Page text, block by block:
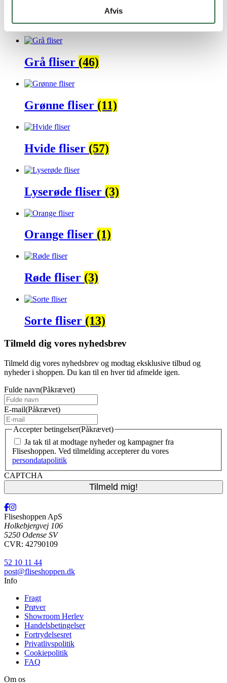
Afvis
Brune fliser(5)
Grå fliser (46)
Grønne fliser (11)
Hvide fliser (57)
Lyserøde fliser (3)
Orange fliser (1)
Røde fliser (3)
Sorte fliser (13)
Tilmeld dig vores nyhedsbrev
Tilmeld dig vores nyhedsbrev og modtag eksklusive tilbud og
nyheder i shoppen. Du kan til en hver tid afmelde igen.
Fulde navn(Påkrævet)
E-mail(Påkrævet)
Accepter betingelser(Påkrævet)
Ja tak til at modtage nyheder og kampagner fra
Fliseshoppen. Ved tilmelding accepterer du vores
persondatapolitik
CAPTCHA
Fliseshoppen ApS
Holkebjergvej 106
5250 Odense SV
CVR: 42790109
52 10 11 44
post@fliseshoppen.dk
Info
Fragt
Prøver
Showroom Herlev
Handelsbetingelser
Fortrydelsesret
Privatlivspolitik
Cookiepolitik
FAQ
Om os